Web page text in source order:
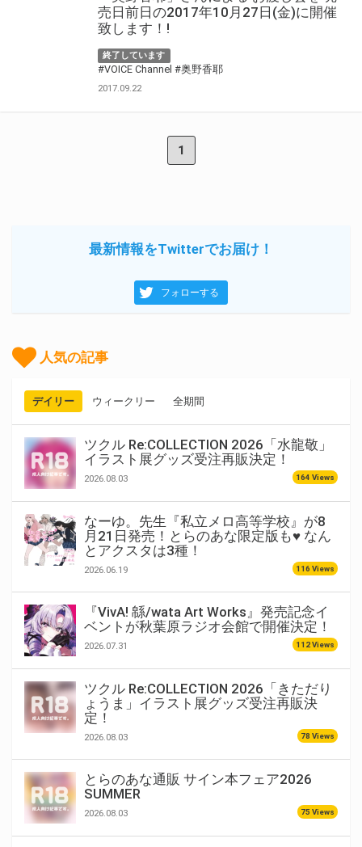
売日前日の2017年10月27日(金)に開催
致します！!
終了しています
#VOICE Channel #奥野香耶
2017.09.22
1
最新情報をTwitterでお届け！
フォローする
人気の記事
デイリー ウィークリー 全期間
ツクル Re:COLLECTION 2026「水龍敬」
イラスト展グッズ受注再販決定！
2026.08.03 164 Views
なーゆ。先生『私立メロ高等学校』が8
月21日発売！とらのあな限定版も♥ なん
とアクスタは3種！
2026.06.19 116 Views
『VivA! 緜/wata Art Works』発売記念イ
ベントが秋葉原ラジオ会館で開催決定！
2026.07.31 112 Views
ツクル Re:COLLECTION 2026「きただり
ょうま」イラスト展グッズ受注再販決
定！
2026.08.03 78 Views
とらのあな通販 サイン本フェア2026
SUMMER
2026.08.03 75 Views